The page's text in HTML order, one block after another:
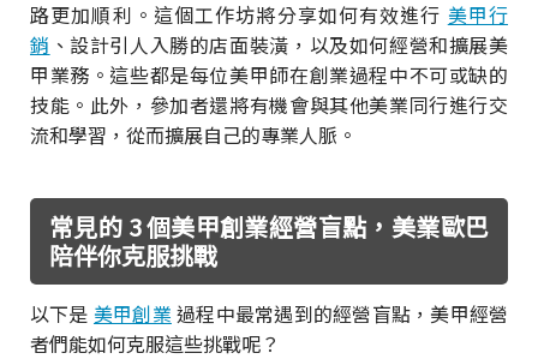
路更加順利。這個工作坊將分享如何有效進行 美甲行
銷 、設計引人入勝的店面裝潢，以及如何經營和擴展美
甲業務。這些都是每位美甲師在創業過程中不可或缺的
技能。此外，參加者還將有機會與其他美業同行進行交
流和學習，從而擴展自己的專業人脈。
常見的 3 個美甲創業經營盲點，美業歐巴
陪伴你克服挑戰
以下是 美甲創業 過程中最常遇到的經營盲點，美甲經營
者們能如何克服這些挑戰呢？